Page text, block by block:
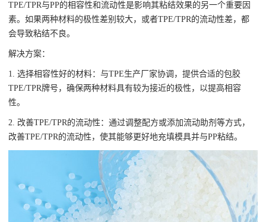
TPE/TPR与PP的相容性和流动性是影响其粘结效果的另一个重要因
素。如果两种材料的极性差别较大，或者TPE/TPR的流动性差，都
会导致粘结不良。
解决方案：
1. 选择相容性好的材料：与TPE生产厂家协调，提供合适的包胶
TPE/TPR牌号，确保两种材料具有较为接近的极性，以提高相容
性。
2. 改善TPE/TPR的流动性：通过调整配方或添加流动助剂等方式，
改善TPE/TPR的流动性，使其能够更好地充填模具并与PP粘结。